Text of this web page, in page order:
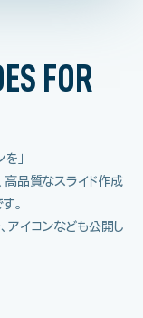
FOR
」
高品質なスライド作成
。
アイコンなども公開し